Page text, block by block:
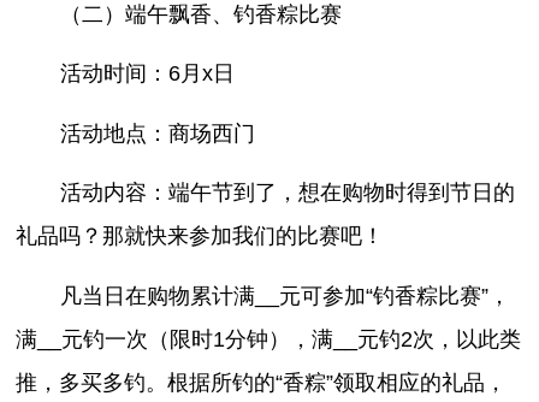
（二）端午飘香、钓香粽比赛
活动时间：6月x日
活动地点：商场西门
活动内容：端午节到了，想在购物时得到节日的
礼品吗？那就快来参加我们的比赛吧！
凡当日在购物累计满__元可参加“钓香粽比赛”，
满__元钓一次（限时1分钟），满__元钓2次，以此类
推，多买多钓。根据所钓的“香粽”领取相应的礼品，